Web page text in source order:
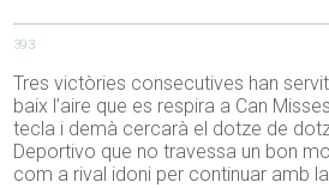
393
Tres victòries consecutives han
baix l’aire que es respira a Can
tecla i demà cercarà el dotze de
Deportivo que no travessa un bon
com a rival idoni per continuar amb